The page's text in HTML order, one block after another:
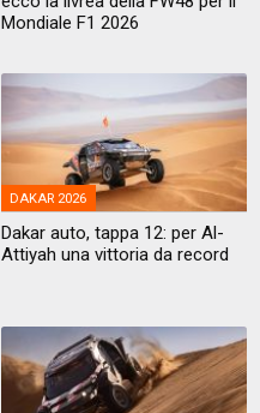
Mondiale F1 2026
DAKAR 2026
Dakar auto, tappa 12: per Al-
Attiyah una vittoria da record